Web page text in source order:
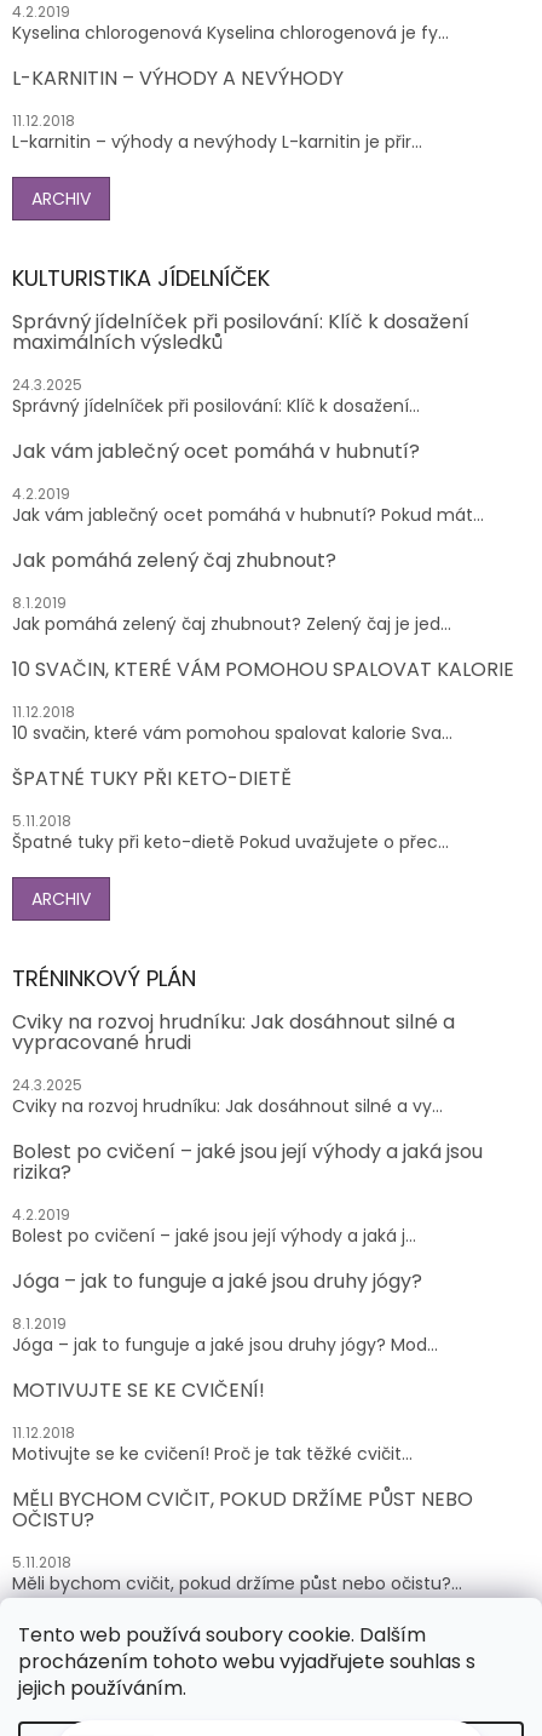
Tento web používá soubory cookie. Dalším
procházením tohoto webu vyjadřujete souhlas s
jejich používáním.
4.2.2019
Kyselina chlorogenová Kyselina chlorogenová je fy...
L-KARNITIN – VÝHODY A NEVÝHODY
11.12.2018
L-karnitin – výhody a nevýhody L-karnitin je přir...
ARCHIV
KULTURISTIKA JÍDELNÍČEK
Správný jídelníček při posilování: Klíč k dosažení
maximálních výsledků
24.3.2025
Správný jídelníček při posilování: Klíč k dosažení...
Jak vám jablečný ocet pomáhá v hubnutí?
4.2.2019
Jak vám jablečný ocet pomáhá v hubnutí? Pokud mát...
Jak pomáhá zelený čaj zhubnout?
8.1.2019
Jak pomáhá zelený čaj zhubnout? Zelený čaj je jed...
10 SVAČIN, KTERÉ VÁM POMOHOU SPALOVAT KALORIE
11.12.2018
10 svačin, které vám pomohou spalovat kalorie Sva...
ŠPATNÉ TUKY PŘI KETO-DIETĚ
5.11.2018
Špatné tuky při keto-dietě Pokud uvažujete o přec...
ARCHIV
TRÉNINKOVÝ PLÁN
Cviky na rozvoj hrudníku: Jak dosáhnout silné a
vypracované hrudi
24.3.2025
Cviky na rozvoj hrudníku: Jak dosáhnout silné a vy...
Bolest po cvičení – jaké jsou její výhody a jaká jsou
rizika?
4.2.2019
Bolest po cvičení – jaké jsou její výhody a jaká j...
Jóga – jak to funguje a jaké jsou druhy jógy?
8.1.2019
Jóga – jak to funguje a jaké jsou druhy jógy? Mod...
MOTIVUJTE SE KE CVIČENÍ!
11.12.2018
Motivujte se ke cvičení! Proč je tak těžké cvičit...
MĚLI BYCHOM CVIČIT, POKUD DRŽÍME PŮST NEBO
OČISTU?
5.11.2018
Měli bychom cvičit, pokud držíme půst nebo očistu?...
ARCHIV